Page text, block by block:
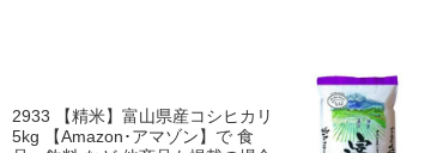
2933 【精米】富山県産コシヒカリ
5kg 【Amazon･アマゾン】で 食